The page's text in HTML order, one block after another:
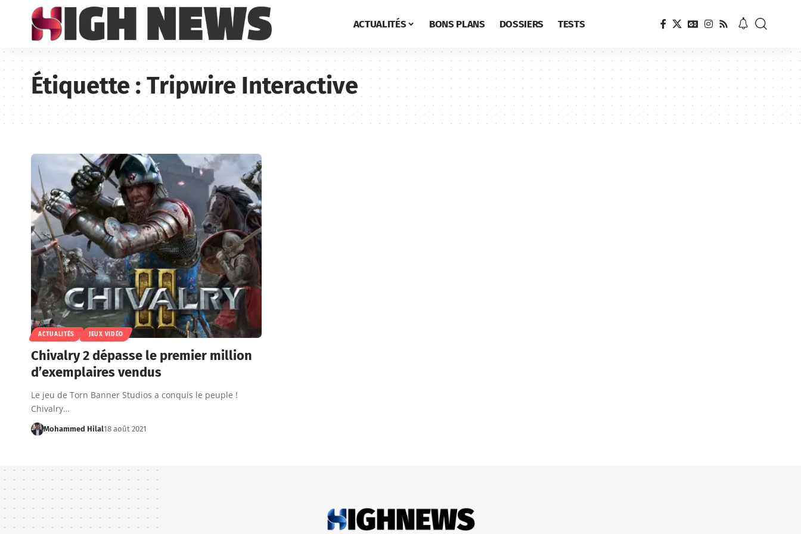
ACTUALITÉS BONS PLANS DOSSIERS TESTS
Étiquette : Tripwire Interactive
ACTUALITÉS JEUX VIDÉO
Chivalry 2 dépasse le premier million
d’exemplaires vendus
Le jeu de Torn Banner Studios a conquis le peuple !
Chivalry…
Mohammed Hilal18 août 2021